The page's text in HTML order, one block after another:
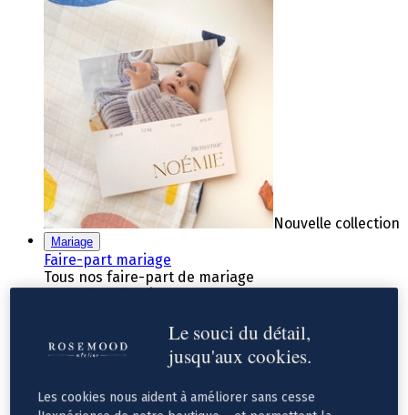
Nouvelle collection
Mariage
Faire-part mariage
Tous nos faire-part de mariage
Nouvelle collection
Faire-part mariage classique
Faire-part mariage champêtre
Faire-part mariage vintage
Faire-part mariage photo
Le souci du détail,
jusqu'aux cookies.
Les cookies nous aident à améliorer sans cesse